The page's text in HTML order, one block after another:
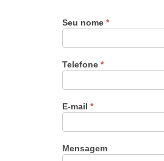
Seu nome *
Telefone *
E-mail *
Mensagem